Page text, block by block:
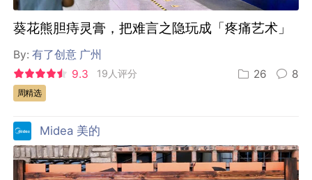
葵花熊胆痔灵膏，把难言之隐玩成「疼痛艺术」
By:有了创意 广州
9.3
19人评分 26 8
周精选
Midea 美的